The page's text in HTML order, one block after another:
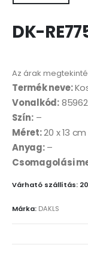
DK-
Az árak
Termék neve:
Vonalkód:
Szín:–
Méret:20 x 13 cm
Anyag:–
Csomagolási
Várható szállítás:
Márka: DAKLS